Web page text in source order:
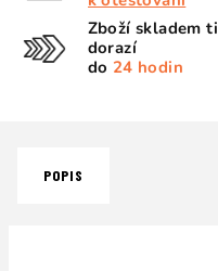
Zboží skladem ti
dorazí
do 24 hodin
POPIS